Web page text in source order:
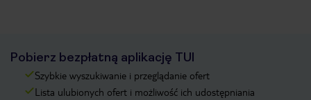
Pobierz bezpłatną aplikację TUI
Szybkie wyszukiwanie i przeglądanie ofert
Lista ulubionych ofert i możliwość ich udostępniania